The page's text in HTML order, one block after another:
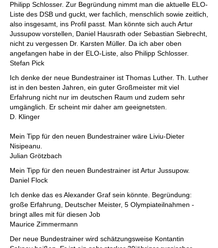
Philipp Schlosser. Zur Begründung nimmt man die aktuelle ELO-
Liste des DSB und guckt, wer fachlich, menschlich sowie zeitlich,
also insgesamt, ins Profil passt. Man könnte sich auch Artur
Jussupow vorstellen, Daniel Hausrath oder Sebastian Siebrecht,
nicht zu vergessen Dr. Karsten Müller. Da ich aber oben
angefangen habe in der ELO-Liste, also Philipp Schlosser.
Stefan Pick
Ich denke der neue Bundestrainer ist Thomas Luther. Th. Luther
ist in den besten Jahren, ein guter Großmeister mit viel
Erfahrung nicht nur im deutschen Raum und zudem sehr
umgänglich. Er scheint mir daher am geeignetsten.
D. Klinger
Mein Tipp für den neuen Bundestrainer wäre Liviu-Dieter
Nisipeanu.
Julian Grötzbach
Mein Tipp für den neuen Bundestrainer ist Artur Jussupow.
Daniel Flock
Ich denke das es Alexander Graf sein könnte. Begründung:
große Erfahrung, Deutscher Meister, 5 Olympiateilnahmen -
bringt alles mit für diesen Job
Maurice Zimmermann
Der neue Bundestrainer wird schätzungsweise Kontantin